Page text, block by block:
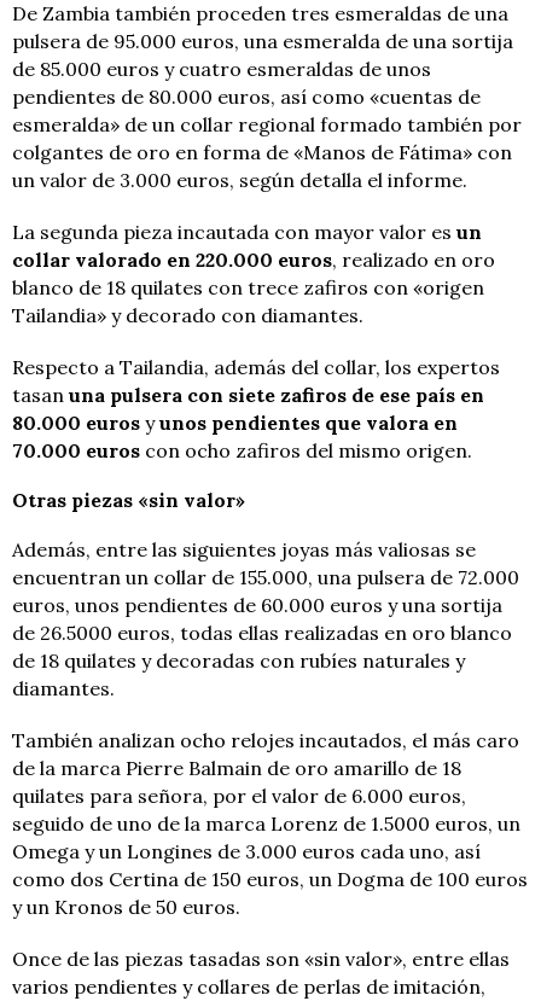
De Zambia también proceden tres esmeraldas de una
pulsera de 95.000 euros, una esmeralda de una sortija
de 85.000 euros y cuatro esmeraldas de unos
pendientes de 80.000 euros, así como «cuentas de
esmeralda» de un collar regional formado también por
colgantes de oro en forma de «Manos de Fátima» con
un valor de 3.000 euros, según detalla el informe.
La segunda pieza incautada con mayor valor esun
collar valorado en 220.000 euros, realizado en oro
blanco de 18 quilates con trece zafiros con «origen
Tailandia» y decorado con diamantes.
Respecto a Tailandia, además del collar, los expertos
tasanuna pulsera con siete zafiros de ese país en
80.000 euros yunos pendientes que valora en
70.000 euros con ocho zafiros del mismo origen.
Otras piezas «sin valor»
Además, entre las siguientes joyas más valiosas se
encuentran un collar de 155.000, una pulsera de 72.000
euros, unos pendientes de 60.000 euros y una sortija
de 26.5000 euros, todas ellas realizadas en oro blanco
de 18 quilates y decoradas con rubíes naturales y
diamantes.
También analizan ocho relojes incautados, el más caro
de la marca Pierre Balmain de oro amarillo de 18
quilates para señora, por el valor de 6.000 euros,
seguido de uno de la marca Lorenz de 1.5000 euros, un
Omega y un Longines de 3.000 euros cada uno, así
como dos Certina de 150 euros, un Dogma de 100 euros
y un Kronos de 50 euros.
Once de las piezas tasadas son «sin valor», entre ellas
varios pendientes y collares de perlas de imitación,